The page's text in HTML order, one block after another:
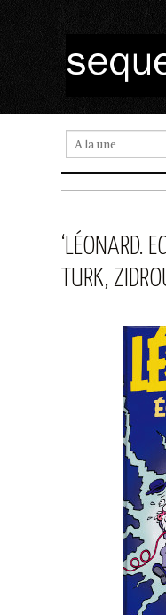
‘LÉONARD.
TURK,